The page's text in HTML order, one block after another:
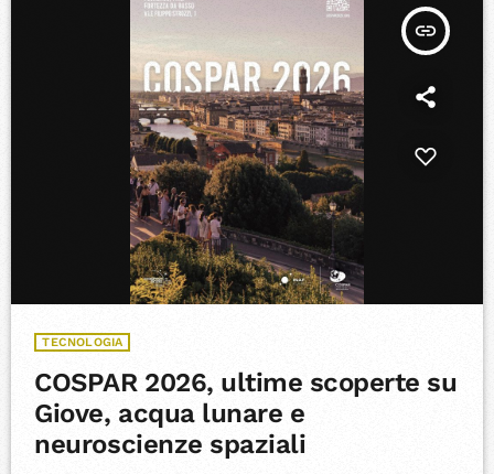
insert_link
TECNOLOGIA
COSPAR 2026, ultime scoperte su
Giove, acqua lunare e
neuroscienze spaziali